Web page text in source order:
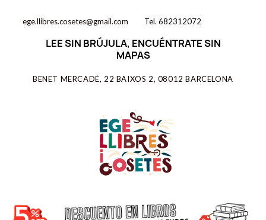
ege.llibres.cosetes@gmail.com Tel. 682312072
LEE SIN BRÚJULA, ENCUÉNTRATE SIN
MAPAS
BENET MERCADÉ, 22 BAIXOS 2, 08012 BARCELONA